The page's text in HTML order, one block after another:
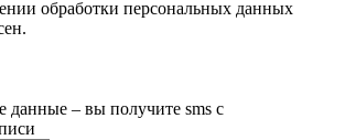
обработки персональных данных
данные – вы получите sms с